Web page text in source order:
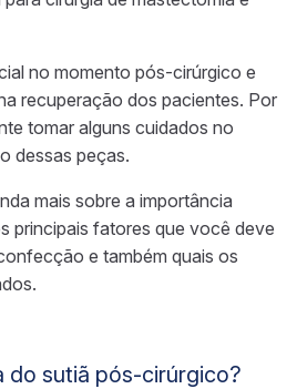
no momento pós-cirúrgico e
recuperação dos pacientes. Por
tomar alguns cuidados no
dessas peças.
mais sobre a importância
principais fatores que você deve
e também quais os
do sutiã pós-cirúrgico?